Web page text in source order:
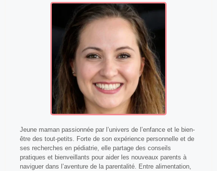
Jeune maman passionnée par l’univers de l’enfance et le bien-
être des tout-petits. Forte de son expérience personnelle et de
ses recherches en pédiatrie, elle partage des conseils
pratiques et bienveillants pour aider les nouveaux parents à
naviguer dans l’aventure de la parentalité. Entre alimentation,